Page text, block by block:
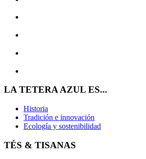
LA TETERA AZUL ES...
Historia
Tradición e innovación
Ecología y sostenibilidad
TÉS & TISANAS